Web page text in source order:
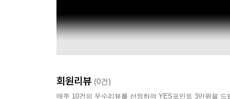
회원리뷰 (0건)
매주 10건의 우수리뷰를 선정하여 YES포인트 3만원을 드